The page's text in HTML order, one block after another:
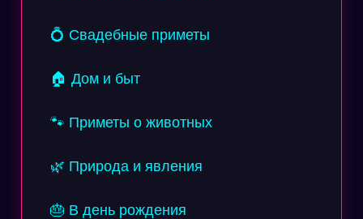
💍 Свадебные приметы
🏠 Дом и быт
🐾 Приметы о животных
🌿 Природа и явления
🎂 В день рождения